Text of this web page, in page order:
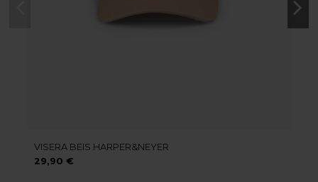
VISERA BEIS HARPER&NEYER
29,90 €